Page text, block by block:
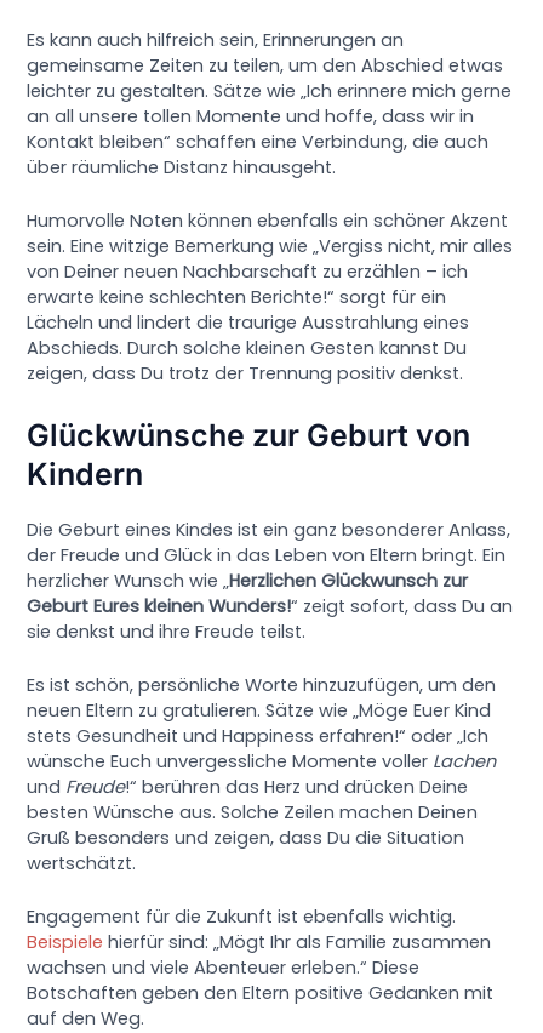
Es kann auch hilfreich sein, Erinnerungen an
gemeinsame Zeiten zu teilen, um den Abschied etwas
leichter zu gestalten. Sätze wie „Ich erinnere mich gerne
an all unsere tollen Momente und hoffe, dass wir in
Kontakt bleiben“ schaffen eine Verbindung, die auch
über räumliche Distanz hinausgeht.
Humorvolle Noten können ebenfalls ein schöner Akzent
sein. Eine witzige Bemerkung wie „Vergiss nicht, mir alles
von Deiner neuen Nachbarschaft zu erzählen – ich
erwarte keine schlechten Berichte!“ sorgt für ein
Lächeln und lindert die traurige Ausstrahlung eines
Abschieds. Durch solche kleinen Gesten kannst Du
zeigen, dass Du trotz der Trennung positiv denkst.
Glückwünsche zur Geburt von
Kindern
Die Geburt eines Kindes ist ein ganz besonderer Anlass,
der Freude und Glück in das Leben von Eltern bringt. Ein
herzlicher Wunsch wie „Herzlichen Glückwunsch zur
Geburt Eures kleinen Wunders!“ zeigt sofort, dass Du an
sie denkst und ihre Freude teilst.
Es ist schön, persönliche Worte hinzuzufügen, um den
neuen Eltern zu gratulieren. Sätze wie „Möge Euer Kind
stets Gesundheit und Happiness erfahren!“ oder „Ich
wünsche Euch unvergessliche Momente voller Lachen
und Freude!“ berühren das Herz und drücken Deine
besten Wünsche aus. Solche Zeilen machen Deinen
Gruß besonders und zeigen, dass Du die Situation
wertschätzt.
Engagement für die Zukunft ist ebenfalls wichtig.
Beispiele hierfür sind: „Mögt Ihr als Familie zusammen
wachsen und viele Abenteuer erleben.“ Diese
Botschaften geben den Eltern positive Gedanken mit
auf den Weg.